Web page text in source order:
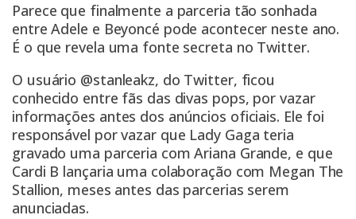
Parece que finalmente a parceria tão sonhada
entre Adele e Beyoncé pode acontecer neste ano.
É o que revela uma fonte secreta no Twitter.
O usuário @stanleakz, do Twitter, ficou
conhecido entre fãs das divas pops, por vazar
informações antes dos anúncios oficiais. Ele foi
responsável por vazar que Lady Gaga teria
gravado uma parceria com Ariana Grande, e que
Cardi B lançaria uma colaboração com Megan The
Stallion, meses antes das parcerias serem
anunciadas.